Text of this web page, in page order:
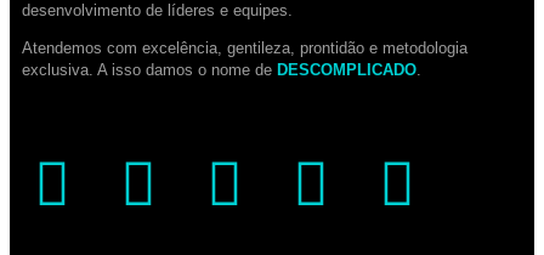
desenvolvimento de líderes e equipes.
Atendemos com excelência, gentileza, prontidão e metodologia
exclusiva. A isso damos o nome de DESCOMPLICADO.